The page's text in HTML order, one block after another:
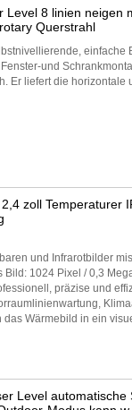
Level 8 linien neigen
Querstrahl
einfache
und
Er liefert die horizontale
zoll Temperaturer
und Infrarotbilder
Bild: 1024 Pixel / 0,3
präzise und
Wärmebild in ein
Level automatische